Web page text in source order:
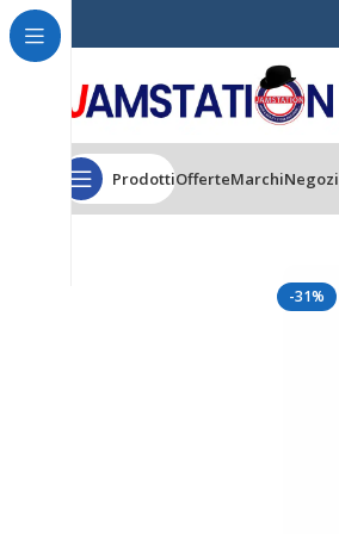
ProdottiOfferteMarchiNegozi
Home CAPELLI
-31%